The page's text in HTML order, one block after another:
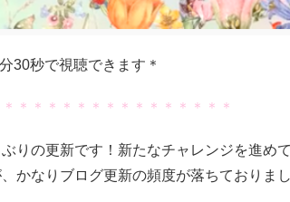
30秒で視聴できます＊
＊＊＊＊＊＊＊＊＊＊＊＊＊＊＊＊
りの更新です！新たなチャレンジを進め
かなりブログ更新の頻度が落ちておりまし